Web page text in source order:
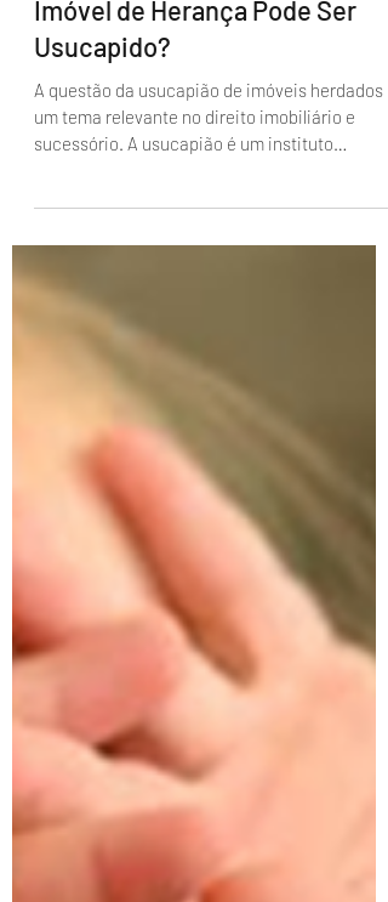
Administrador
Imóvel de Herança Pode Ser
Usucapido?
A questão da usucapião de imóveis herdados é
sucessório. A usucapião é um instituto